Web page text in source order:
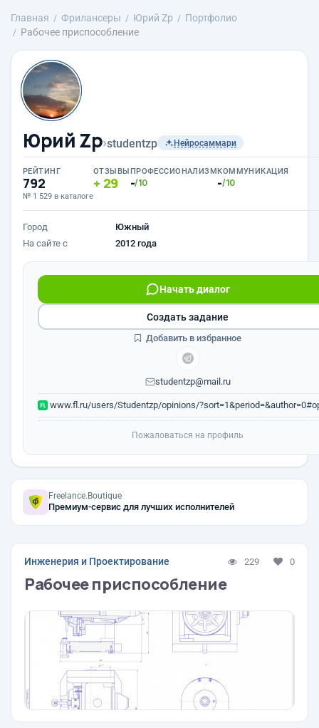
Главная Фрилансеры Юрий Zp
Портфолио
Рабочее приспособление
Юрий Zp›studentzp Нейросаммари
РЕЙТИНГ
792
№ 1 529 в каталоге
ОТЗЫВЫ
29
ПРОФЕССИОНАЛИЗМ
-/10
КОММУНИКАЦИЯ
-/10
Город
Южный
На сайте с
2012 года
Начать диалог
studentzp@mail.ru
www.fl.ru/users/Studentzp/opinions/
Создать задание
Добавить в избранное
Пожаловаться на профиль
Freelance.Boutique
Премиум-сервис для лучших исполнителей
Инженерия и Проектирование 229 0
Рабочее приспособление